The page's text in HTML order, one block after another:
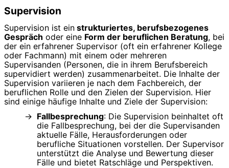
Supervision
Supervision ist ein strukturiertes, berufsbezogenes
Gespräch oder eine Form der beruflichen Beratung, bei
der ein erfahrener Supervisor (oft ein erfahrener Kollege
oder Fachmann) mit einem oder mehreren
Supervisanden (Personen, die in ihrem Berufsbereich
supervidiert werden) zusammenarbeitet. Die Inhalte der
Supervision variieren je nach dem Fachbereich, der
beruflichen Rolle und den Zielen der Supervision. Hier
sind einige häufige Inhalte und Ziele der Supervision:
Fallbesprechung: Die Supervision beinhaltet oft
die Fallbesprechung, bei der die Supervisanden
aktuelle Fälle, Herausforderungen oder
berufliche Situationen vorstellen. Der Supervisor
unterstützt die Analyse und Bewertung dieser
Fälle und bietet Ratschläge und Perspektiven.